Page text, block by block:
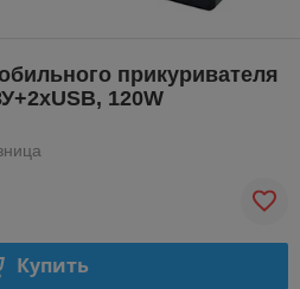
прикуривателя
120W
Купить